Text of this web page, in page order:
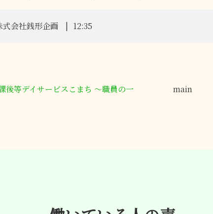
式会社銭形企画 12:35
後等デイサービスこまち ～職員の一 main